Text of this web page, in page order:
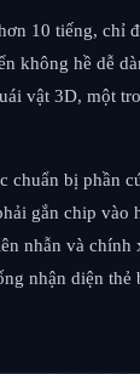
10 tiếng, chỉ
không hề dễ
vật 3D, một
chuẩn bị phần
gắn chip vào
nhẫn và chính
nhận diện thẻ